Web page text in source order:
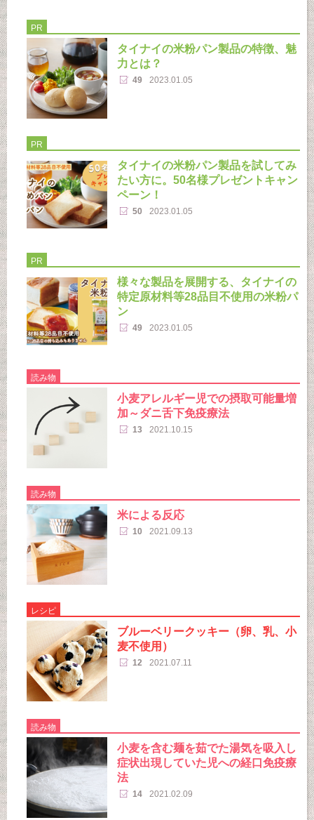
PR
タイナイの米粉パン製品の特徴、魅
力とは？
49 2023.01.05
PR
タイナイの米粉パン製品を試してみ
たい方に。50名様プレゼントキャン
ペーン！
50 2023.01.05
PR
様々な製品を展開する、タイナイの
特定原材料等28品目不使用の米粉パ
ン
49 2023.01.05
読み物
小麦アレルギー児での摂取可能量増
加～ダニ舌下免疫療法
13 2021.10.15
読み物
米による反応
10 2021.09.13
レシピ
ブルーベリークッキー（卵、乳、小
麦不使用）
12 2021.07.11
読み物
小麦を含む麺を茹でた湯気を吸入し
症状出現していた児への経口免疫療
法
14 2021.02.09